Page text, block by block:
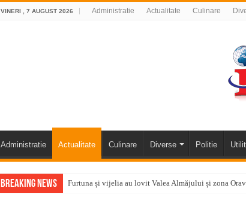
VINERI , 7 AUGUST 2026 Administratie Actualitate Culinare
Administratie Actualitate Culinare Diverse Politie
Breaking News Furtuna și vijelia au lovit Valea Almăjului și zona